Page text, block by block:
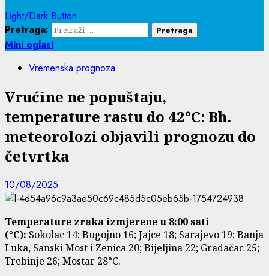
Light/Dark Button
Pretraga:
Mini oglasi
Vremenska prognoza
Vrućine ne popuštaju,
temperature rastu do 42°C: Bh.
meteorolozi objavili prognozu do
četvrtka
10/08/2025
Temperature zraka izmjerene u 8:00 sati
(°C): Sokolac 14; Bugojno 16; Jajce 18; Sarajevo 19; Banja
Luka, Sanski Most i Zenica 20; Bijeljina 22; Gradačac 25;
Trebinje 26; Mostar 28°C.